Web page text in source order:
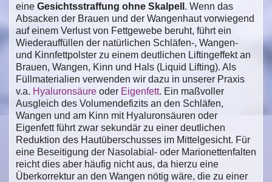
eine Gesichtsstraffung ohne Skalpell . Wenn das
Absacken der Brauen und der Wangenhaut vorwiegend
auf einem Verlust von Fettgewebe beruht, führt ein
Wiederauffüllen der natürlichen Schläfen-, Wangen-
und Kinnfettpolster zu einem deutlichen Liftingeffekt an
Brauen, Wangen, Kinn und Hals (Liquid Lifting). Als
Füllmaterialien verwenden wir dazu in unserer Praxis
v.a. Hyaluronsäure oder Eigenfett. Ein maßvoller
Ausgleich des Volumendefizits an den Schläfen,
Wangen und am Kinn mit Hyaluronsäuren oder
Eigenfett führt zwar sekundär zu einer deutlichen
Reduktion des Hautüberschusses im Mittelgesicht. Für
eine Beseitigung der Nasolabial- oder Marionettenfalten
reicht dies aber häufig nicht aus, da hierzu eine
Überkorrektur an den Wangen nötig wäre, die zu einer